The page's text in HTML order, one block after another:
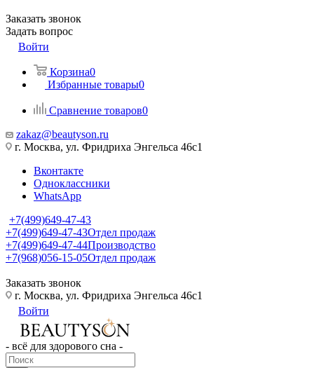
Заказать звонок
Задать вопрос
Войти
Корзина0
Избранные товары0
Сравнение товаров0
zakaz@beautyson.ru
г. Москва, ул. Фридриха Энгельса 46с1
Вконтакте
Одноклассники
WhatsApp
+7(499)649-47-43
+7(499)649-47-43Отдел продаж
+7(499)649-47-44Производство
+7(968)056-15-05Отдел продаж
Заказать звонок
г. Москва, ул. Фридриха Энгельса 46с1
Войти
- всё для здорового сна -